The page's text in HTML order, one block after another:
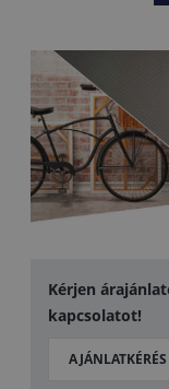
Kérjen
kapcsolatot!
AJÁNLATKÉRÉS